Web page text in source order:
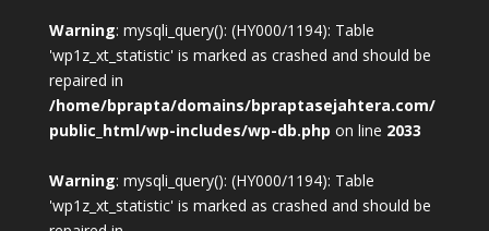
Warning: mysqli_query(): (HY000/1194): Table
'wp1z_xt_statistic' is marked as crashed and should be
repaired in
/home/bprapta/domains/bpraptasejahtera.com/
public_html/wp-includes/wp-db.php on line 2033
Warning: mysqli_query(): (HY000/1194): Table
'wp1z_xt_statistic' is marked as crashed and should be